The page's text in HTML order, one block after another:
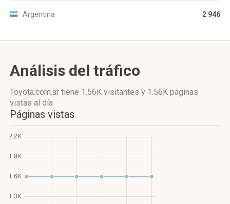
Argentina 2 946
Análisis del tráfico
Toyota.com.ar tiene 1.56K visitantes y 1.56K páginas
vistas al día
Páginas vistas